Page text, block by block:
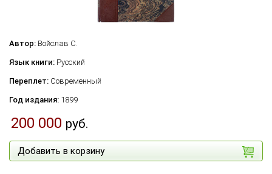
Автор: Войслав С.
Язык книги: Русский
Переплет: Современный
Год издания: 1899
200 000 руб.
Добавить в корзину